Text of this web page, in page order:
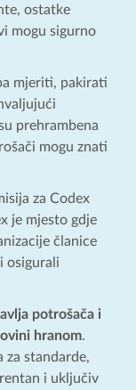
ostatke
mogu sigurno
mjeriti, pakirati
prehrambena
mogu znati
za Codex
je mjesto gdje
članice
osigurali
potrošača i
hranom.
za standarde,
i uključiv